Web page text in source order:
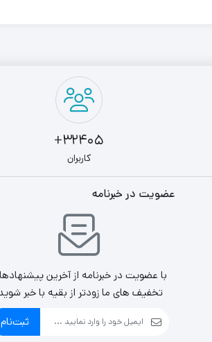
32405+
کاربران
عضویت در خبرنامه
با عضویت در خبرنامه از آخرین
تخفیف های ما زودتر از بقیه با خبر
ثبت‌نام